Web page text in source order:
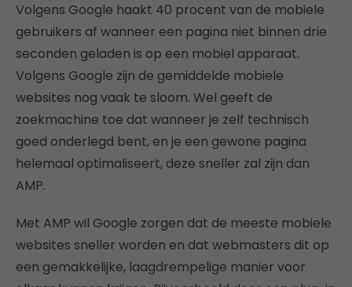
Volgens Google haakt 40 procent van de mobiele
gebruikers af wanneer een pagina niet binnen drie
seconden geladen is op een mobiel apparaat.
Volgens Google zijn de gemiddelde mobiele
websites nog vaak te sloom. Wel geeft de
zoekmachine toe dat wanneer je zelf technisch
goed onderlegd bent, en je een gewone pagina
helemaal optimaliseert, deze sneller zal zijn dan
AMP.
Met AMP wil Google zorgen dat de meeste mobiele
websites sneller worden en dat webmasters dit op
een gemakkelijke, laagdrempelige manier voor